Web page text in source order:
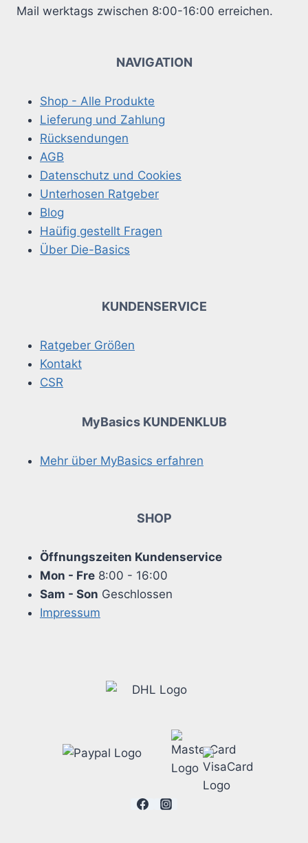
Mail werktags zwischen 8:00-16:00 erreichen.
NAVIGATION
Shop - Alle Produkte
Lieferung und Zahlung
Rücksendungen
AGB
Datenschutz und Cookies
Unterhosen Ratgeber
Blog
Haüfig gestellt Fragen
Über Die-Basics
KUNDENSERVICE
Ratgeber Größen
Kontakt
CSR
MyBasics KUNDENKLUB
Mehr über MyBasics erfahren
SHOP
Öffnungszeiten Kundenservice
Mon - Fre 8:00 - 16:00
Sam - Son Geschlossen
Impressum